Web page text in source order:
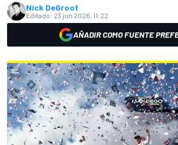
Nick DeGroot
Editado: 23 jun 2026, 11:22
AÑADIR COMO FUENTE